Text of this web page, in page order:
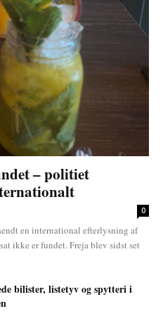
– politiet
0
en international efterlysning af
ikke er fundet. Freja blev sidst set
bilister, listetyv og spytteri i